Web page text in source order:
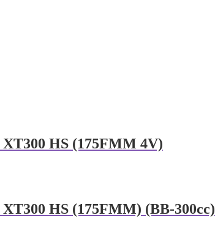
HS (175FMM 4V)
HS (175FMM) (BB-300cc)